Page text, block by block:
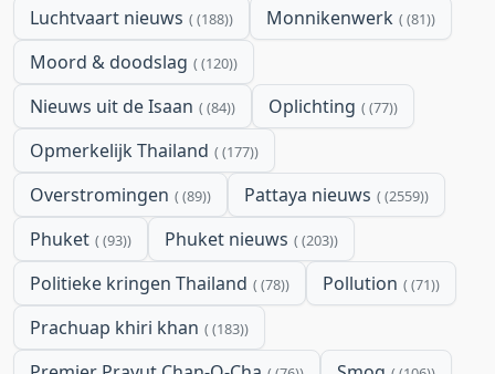
Luchtvaart nieuws (188) Monnikenwerk (81)
Moord & doodslag (120)
Nieuws uit de Isaan (84) Oplichting (77)
Opmerkelijk Thailand (177)
Overstromingen (89) Pattaya nieuws (2559)
Phuket (93) Phuket nieuws (203)
Politieke kringen Thailand (78) Pollution (71)
Prachuap khiri khan (183)